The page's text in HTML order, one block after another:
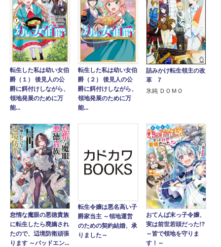
転生した私は幼い女伯
爵（１） 後見人の公
爵に餌付けしながら、
領地発展のために万
能...
転生した私は幼い女伯
爵（２） 後見人の公
爵に餌付けしながら、
領地発展のために万
能...
詰みかけ転生領主の改
革 7
氷純 ＤＯＭＯ
怠惰な魔眼の悪徳貴族
に転生したら廃嫡され
たので、辺境防衛頑張
ります ～バッドエン...
転生令嬢は悪名高い子
爵家当主 ～領地運営
のための契約結婚、承
りました～
おてんば末っ子令嬢、
実は前世若頭だった!?
～皆で領地を守りま
す！～